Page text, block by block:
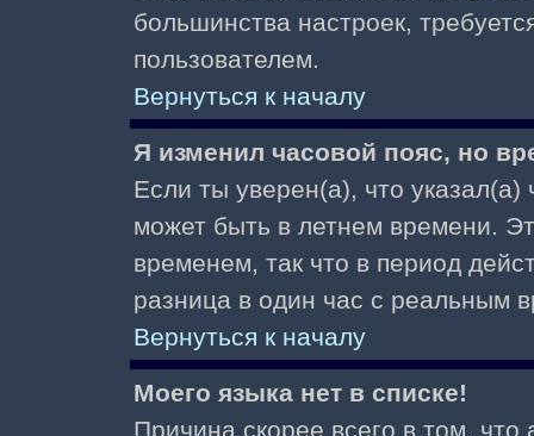
большинства настроек,
пользователем.
Вернуться к началу
Я изменил часовой пояс, но
Если ты уверен(а), что
может быть в летнем времени.
временем, так что в период
разница в один час с реальным
Вернуться к началу
Моего языка нет в списке!
Причина скорее всего в том,